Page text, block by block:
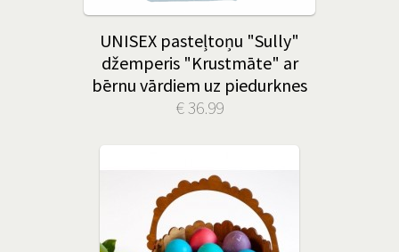
UNISEX pasteļtoņu "Sully"
džemperis "Krustmāte" ar
bērnu vārdiem uz piedurknes
€ 36.99